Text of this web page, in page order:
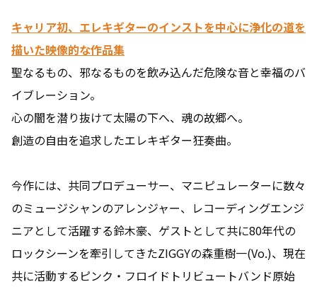
キャリア初、エレキギターのインストを中心に浄化の道を
描いた映像的な作品集
聖なるもの、邪なるものを飲み込んだ危険な音と幸福のバ
イブレーション。
心の闇を潜り抜けて太陽の下へ、魂の故郷へ。
創造の自由を追求したエレキギター狂奏曲。
今作には、共同プロデューサー、マニピュレーターに数々
のミュージシャンのアレンジャー、レコーディングエンジ
ニアとして活躍する鈴木豪、ゲストとして共に80年代の
ロックシーンを牽引してきたZIGGYの森重樹一(Vo.)、現在
共に活動するピンク・フロイドトリビュートバンド原始